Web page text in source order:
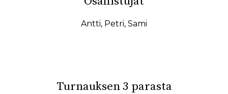
31.01.2026
27.01.2026
19.01.2026
17.01.2026
Antti, Petri, Sami
Turnauksen 3 parasta